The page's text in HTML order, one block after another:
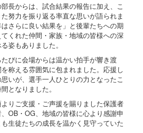
長からは、試合結果の報告に加え、こ
努力を振り返る率直な思いが語られま
さらに良い結果を」と後輩たちへの期
くれた仲間・家族・地域の皆様への深
姿もありました。
びに会場からは温かい拍手が響き渡
称える雰囲気に包まれました。応援し
いが、選手一人ひとりの力となったこ
となりました。
りご支援・ご声援を賜りました保護者
OB・OG、地域の皆様に心より感謝申
生徒たちの成長を温かく見守っていた